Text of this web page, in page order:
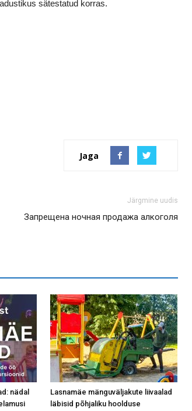
sätestatud korras.
Jaga
Järgmine uudis
Запрещена ночная продажа алкоголя
nädal
Lasnamäe mänguväljakute liivaalad
läbisid põhjaliku hoolduse